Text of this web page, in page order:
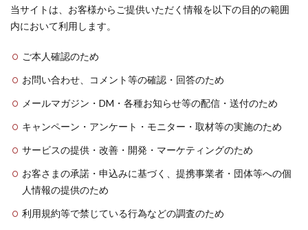
当サイトは、お客様からご提供いただく情報を以下の目的の範囲
内において利用します。
ご本人確認のため
お問い合わせ、コメント等の確認・回答のため
メールマガジン・DM・各種お知らせ等の配信・送付のため
キャンペーン・アンケート・モニター・取材等の実施のため
サービスの提供・改善・開発・マーケティングのため
お客さまの承諾・申込みに基づく、提携事業者・団体等への個
人情報の提供のため
利用規約等で禁じている行為などの調査のため